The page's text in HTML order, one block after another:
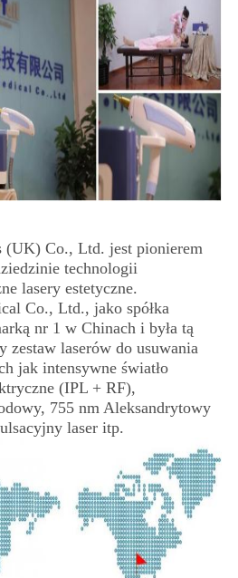
(UK) Co., Ltd. jest pionierem
technologii
lasery estetyczne.
Co., Ltd., jako spółka
nr 1 w Chinach i była tą
zestaw laserów do usuwania
jak intensywne światło
(IPL + RF),
755 nm Aleksandrytowy
laser itp.